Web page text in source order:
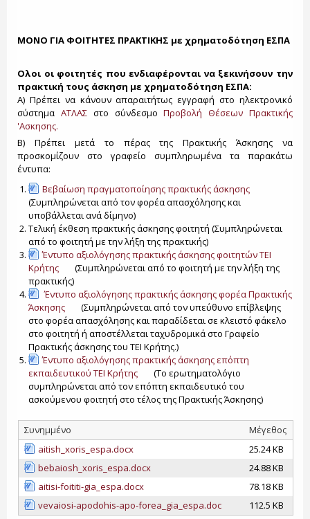
ΜΟΝΟ ΓΙΑ ΦΟΙΤΗΤΕΣ ΠΡΑΚΤΙΚΗΣ με χρηματοδότηση ΕΣΠΑ
Ολοι οι φοιτητές που ενδιαφέρονται να ξεκινήσουν την
πρακτική τους άσκηση με χρηματοδότηση ΕΣΠΑ:
Α) Πρέπει να κάνουν απαραιτήτως εγγραφή στο ηλεκτρονικό
σύστημα ΑΤΛΑΣστο σύνδεσμοΠροβολή Θέσεων Πρακτικής
'Ασκησης.
Β) Πρέπει μετά το πέρας της Πρακτικής Άσκησης να
προσκομίζουν στο γραφείο συμπληρωμένα τα παρακάτω
έντυπα:
Βεβαίωση πραγματοποίησης πρακτικής άσκησης
(Συμπληρώνεται από τον φορέα απασχόλησης και
υποβάλλεται ανά δίμηνο)
Τελική έκθεση πρακτικής άσκησης φοιτητή (Συμπληρώνεται
από το φοιτητή με την λήξη της πρακτικής)
Έντυπο αξιολόγησης πρακτικής άσκησης φοιτητών TEI
Κρήτης
(Συμπληρώνεται από το φοιτητή με την λήξη της
πρακτικής)
Έντυπο αξιολόγησης πρακτικής άσκησης φορέα Πρακτικής
Άσκησης
(Συμπληρώνεται από τον υπεύθυνο επίβλεψης
στο φορέα απασχόλησης και παραδίδεται σε κλειστό φάκελο
στο φοιτητή ή αποστέλλεται ταχυδρομικά στο Γραφείο
Πρακτικής άσκησης του ΤΕΙ Κρήτης.)
Έντυπο αξιολόγησης πρακτικής άσκησης επόπτη
εκπαιδευτικού TEI Κρήτης
(Το ερωτηματολόγιο
συμπληρώνεται από τον επόπτη εκπαιδευτικό του
ασκούμενου φοιτητή στο τέλος της Πρακτικής Άσκησης)
Συνημμένο
Μέγεθος
aitish_xoris_espa.docx
25.24 KB
bebaiosh_xoris_espa.docx
24.88 KB
aitisi-foititi-gia_espa.docx
78.18 KB
vevaiosi-apodohis-apo-forea_gia_espa.doc
112.5 KB